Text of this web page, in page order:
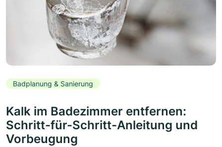
Badplanung & Sanierung
Kalk im Badezimmer entfernen:
Schritt-für-Schritt-Anleitung und
Vorbeugung